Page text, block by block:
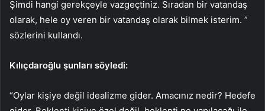
Şimdi hangi gerekçeyle vazgeçtiniz. Sıradan bir vatandaş
olarak, hele oy veren bir vatandaş olarak bilmek isterim. ”
sözlerini kullandı.
Kılıçdaroğlu şunları söyledi:
“Oylar kişiye değil idealizme gider. Amacınız nedir? Hedefe